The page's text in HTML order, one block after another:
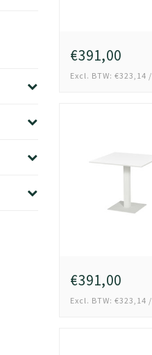
€391,00
Excl. BTW: €323,14 /
€391,00
Excl. BTW: €323,14 /